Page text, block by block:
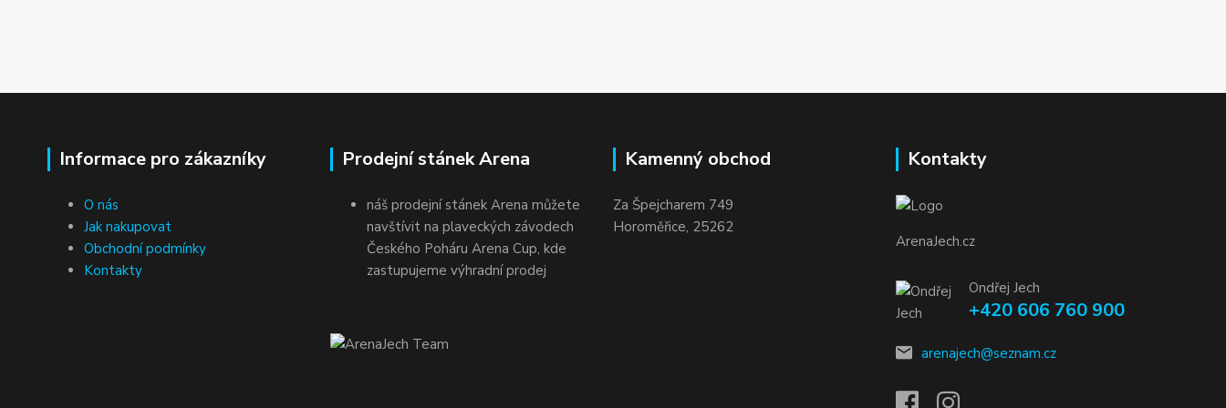
Informace pro zákazníky
O nás
Jak nakupovat
Obchodní podmínky
Kontakty
Prodejní stánek Arena
náš prodejní stánek Arena můžete
navštívit na plaveckých závodech
Českého Poháru Arena Cup, kde
zastupujeme výhradní prodej
Kamenný obchod
Za Špejcharem 749
Horoměřice, 25262
Kontakty
ArenaJech.cz
Ondřej Jech
+420 606 760 900
arenajech@seznam.cz